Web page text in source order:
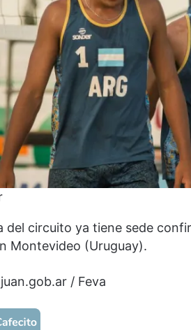
del circuito ya tiene sede
Montevideo (Uruguay).
/ Feva